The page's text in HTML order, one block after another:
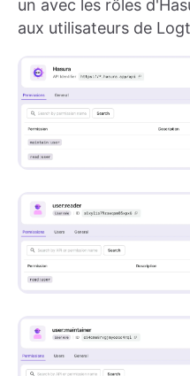
un avec les rôles
aux utilisateurs de